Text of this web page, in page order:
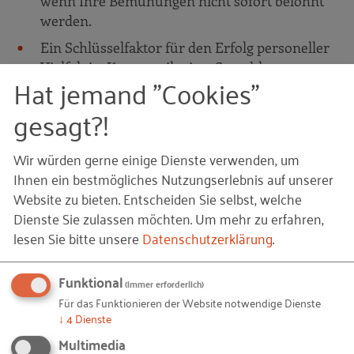
werden.
Ein Schlüsselfaktor für den Erfolg personeller
Vielfalt ist Kommunikation. Sowohl
Führungskräfte als auch die Belegschaft
müssen hinter der Personalpolitik stehen. Sonst
kommt es zu Irritationen, die den Erfolgskurs
bremsen. Beziehen Sie deshalb alle von Anfang
an in den Veränderungsprozess ein.
Grundsätzlich gilt es zu bedenken: Einer muss den
Hut aufhaben. In einem kleinen Unternehmen ist
das die Chefin oder der Chef. Sie bzw. er gibt die
Personalpolitik vor. Wenn es eine Personalabteilung
gibt, ist diese natürlich für die Umsetzung
zuständig.
Hat jemand "Cookies"
gesagt?!
Wir würden gerne einige Dienste verwenden, um
Ihnen ein bestmögliches Nutzungserlebnis auf unserer
Website zu bieten. Entscheiden Sie selbst, welche
Dienste Sie zulassen möchten.Um mehr zu erfahren,
lesen Sie bitte unsereDatenschutzerklärung.
Funktional(immer erforderlich)
Für das Funktionieren der Website notwendige Dienste
↓ 4Dienste
Multimedia